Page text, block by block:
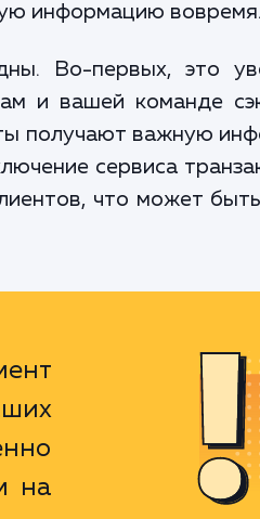
информацию вовремя.
Во-первых, это
и вашей команде
получают важную
сервиса
что может
на